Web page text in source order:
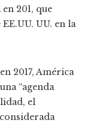
201, que
UU. en la
2017, América
“agenda
el